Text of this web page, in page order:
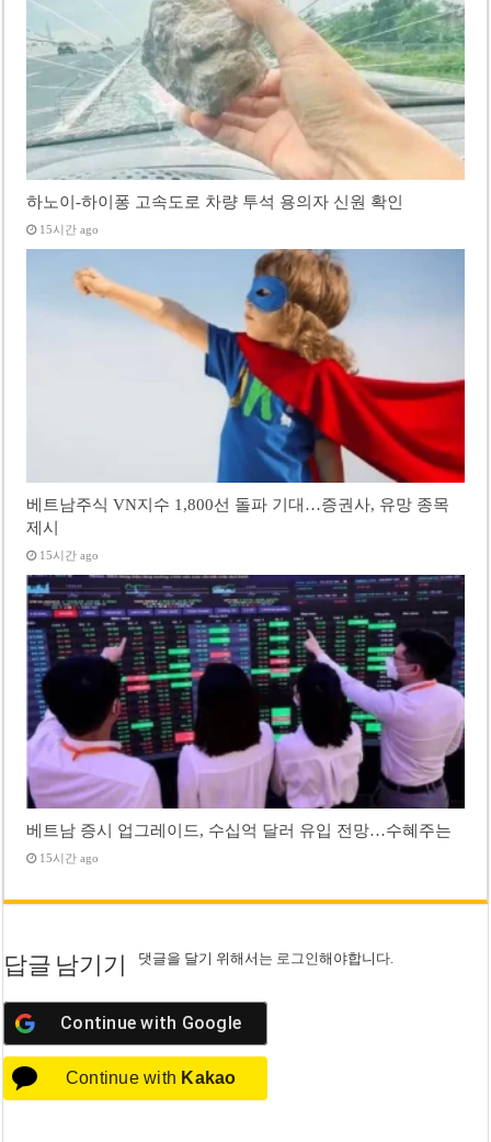
하노이-하이퐁 고속도로 차량 투석 용의자 신원 확인
15시간 ago
베트남주식 VN지수 1,800선 돌파 기대…증권사, 유망 종목
제시
15시간 ago
베트남 증시 업그레이드, 수십억 달러 유입 전망…수혜주는
15시간 ago
답글 남기기 댓글을 달기 위해서는 로그인해야합니다.
Continue with Google
Continue with Kakao